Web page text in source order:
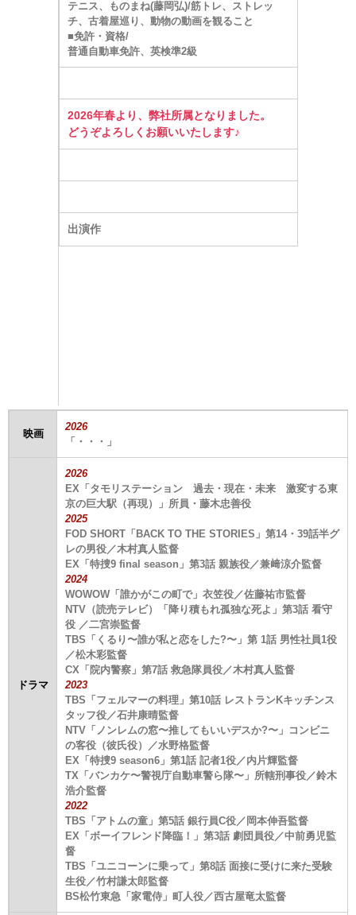
テニス、ものまね(藤岡弘)/筋トレ、ストレッ
チ、古着屋巡り、動物の動画を観ること
■免許・資格/
普通自動車免許、英検準2級
2026年春より、弊社所属となりました。
どうぞよろしくお願いいたします♪
出演作
映画
2026
「・・・」
ドラマ
2026
EX「タモリステーション 過去・現在・未来 激変する東
京の巨大駅（再現）」所員・藤木忠善役
2025
FOD SHORT「BACK TO THE STORIES」第14・39話半グ
レの男役／木村真人監督
EX「特捜9 final season」第3話 親族役／兼﨑涼介監督
2024
WOWOW「誰かがこの町で」衣笠役／佐藤祐市監督
NTV（読売テレビ）「降り積もれ孤独な死よ」第3話 看守
役 ／二宮崇監督
TBS「くるり〜誰が私と恋をした?〜」第 1話 男性社員1役
／松木彩監督
CX「院内警察」第7話 救急隊員役／木村真人監督
2023
TBS「フェルマーの料理」第10話 レストランKキッチンス
タッフ役／石井康晴監督
NTV「ノンレムの窓〜推してもいいデスか?〜」コンビニ
の客役（彼氏役）／水野格監督
EX「特捜9 season6」第1話 記者1役／内片輝監督
TX「バンカケ〜警視庁自動車警ら隊〜」所轄刑事役／鈴木
浩介監督
2022
TBS「アトムの童」第5話 銀行員C役／岡本伸吾監督
EX「ボーイフレンド降臨！」第3話 劇団員役／中前勇児監
督
TBS「ユニコーンに乗って」第8話 面接に受けに来た受験
生役／竹村謙太郎監督
BS松竹東急「家電侍」町人役／西古屋竜太監督